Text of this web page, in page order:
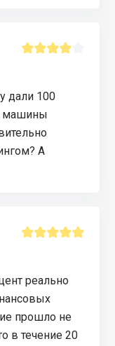
дали 100
машины
А
реально
прошло не
в течение 20